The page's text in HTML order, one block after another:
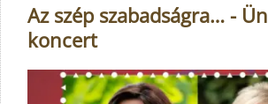
Az szép szabadságra… -
koncert